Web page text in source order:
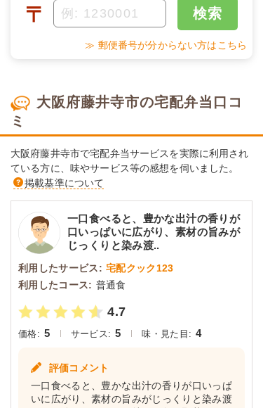
〒 検索
≫ 郵便番号が分からない方はこちら
大阪府藤井寺市の宅配弁当口コ
ミ
大阪府藤井寺市で宅配弁当サービスを実際に利用され
ている方に、味やサービス等の感想を伺いました。
掲載基準について
一口食べると、豊かな出汁の香りが
口いっぱいに広がり、素材の旨みが
じっくりと染み渡..
利用したサービス: 宅配クック123
利用したコース: 普通食
4.7
価格: 5 サービス: 5 味・見た目: 4
評価コメント
一口食べると、豊かな出汁の香りが口いっぱ
いに広がり、素材の旨みがじっくりと染み渡